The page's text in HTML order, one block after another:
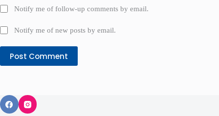
Notify me of follow-up comments by email.
Notify me of new posts by email.
Post Comment